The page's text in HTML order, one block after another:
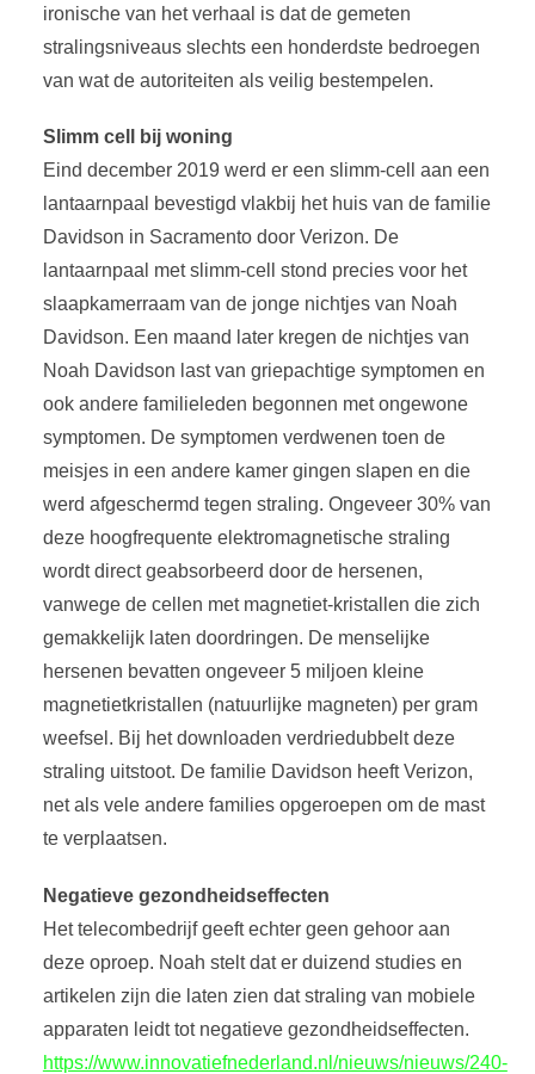
ironische van het verhaal is dat de gemeten
stralingsniveaus slechts een honderdste bedroegen
van wat de autoriteiten als veilig bestempelen.
Slimm cell bij woning
Eind december 2019 werd er een slimm-cell aan een
lantaarnpaal bevestigd vlakbij het huis van de familie
Davidson in Sacramento door Verizon. De
lantaarnpaal met slimm-cell stond precies voor het
slaapkamerraam van de jonge nichtjes van Noah
Davidson. Een maand later kregen de nichtjes van
Noah Davidson last van griepachtige symptomen en
ook andere familieleden begonnen met ongewone
symptomen. De symptomen verdwenen toen de
meisjes in een andere kamer gingen slapen en die
werd afgeschermd tegen straling. Ongeveer 30% van
deze hoogfrequente elektromagnetische straling
wordt direct geabsorbeerd door de hersenen,
vanwege de cellen met magnetiet-kristallen die zich
gemakkelijk laten doordringen. De menselijke
hersenen bevatten ongeveer 5 miljoen kleine
magnetietkristallen (natuurlijke magneten) per gram
weefsel. Bij het downloaden verdriedubbelt deze
straling uitstoot. De familie Davidson heeft Verizon,
net als vele andere families opgeroepen om de mast
te verplaatsen.
Negatieve gezondheidseffecten
Het telecombedrijf geeft echter geen gehoor aan
deze oproep. Noah stelt dat er duizend studies en
artikelen zijn die laten zien dat straling van mobiele
apparaten leidt tot negatieve gezondheidseffecten.
https://www.innovatiefnederland.nl/nieuws/nieuws/240-